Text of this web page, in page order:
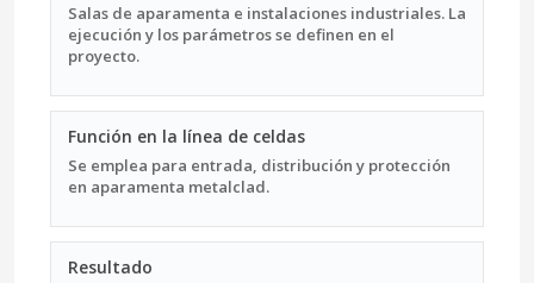
Salas de aparamenta e instalaciones industriales. La
ejecución y los parámetros se definen en el
proyecto.
Función en la línea de celdas
Se emplea para entrada, distribución y protección
en aparamenta metalclad.
Resultado